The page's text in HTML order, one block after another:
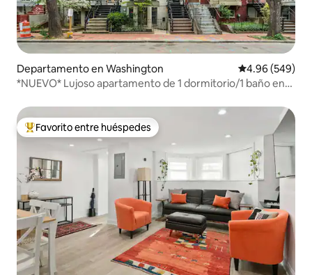
Departamento en Washington Calificación
4.96 (549)
*NUEVO* Lujoso apartamento de 1 dormitorio/1 baño en
De los mejores en Favorito entre huéspedes
Favorito entre huéspedes